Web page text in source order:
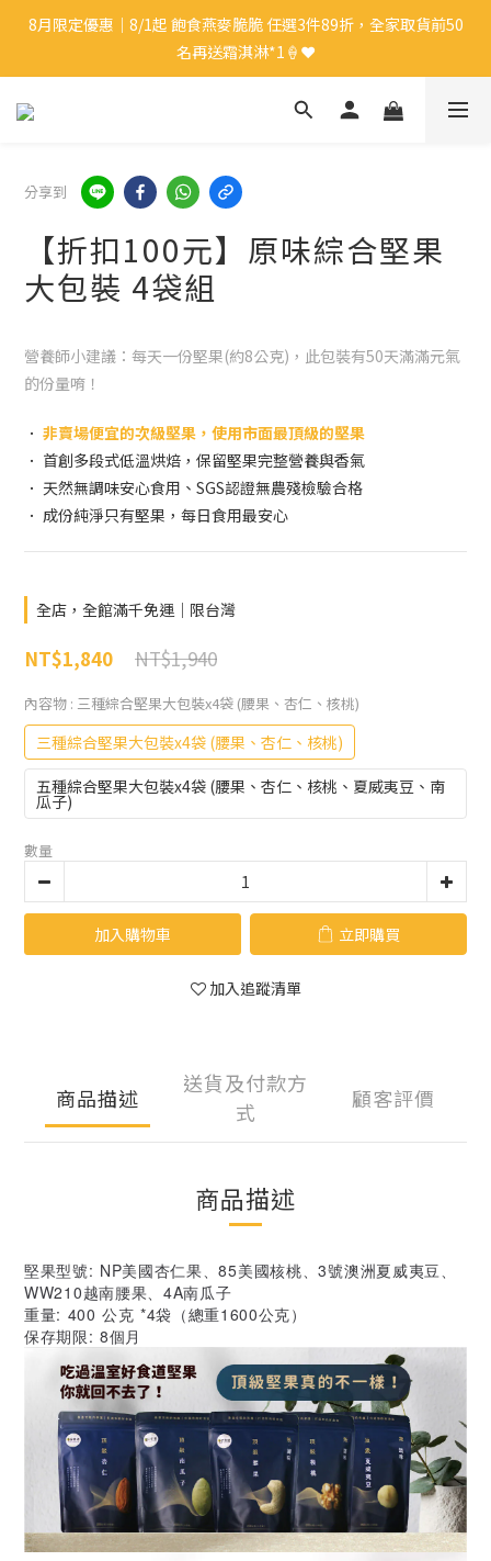
8月限定優惠｜8/1起 飽食燕麥脆脆 任選3件89折，全家取貨前50
名再送霜淇淋*1🍦❤️
8月限定優惠｜8/1起 飽食燕麥脆脆 任選3件89折，全家取貨前50
名再送霜淇淋*1🍦❤️
新會員🎁｜註冊會員即送$50購物金
中秋禮盒優惠｜單盒折起，最高享9折再送蛋白麵*1👍🏻✨
8月限定優惠｜8/1起 飽食燕麥脆脆 任選3件89折，全家取貨前50
名再送霜淇淋*1🍦❤️
分享到
【折扣100元】原味綜合堅果
大包裝 4袋組
營養師小建議：每天一份堅果(約8公克)，此包裝有50天滿滿元氣
的份量唷！
． 非賣場便宜的次級堅果，使用市面最頂級的堅果
． 首創多段式低溫烘焙，保留堅果完整營養與香氣
． 天然無調味安心食用、SGS認證無農殘檢驗合格
． 成份純淨只有堅果，每日食用最安心
全店，全館滿千免運｜限台灣
NT$1,940
NT$1,840
內容物 : 三種綜合堅果大包裝x4袋 (腰果、杏仁、核桃)
三種綜合堅果大包裝x4袋 (腰果、杏仁、核桃)
五種綜合堅果大包裝x4袋 (腰果、杏仁、核桃、夏威夷豆、南
瓜子)
數量
加入購物車 立即購買
加入追蹤清單
商品描述
送貨及付款方
式
顧客評價
商品描述
堅果型號: NP美國杏仁果、85美國核桃、3號澳洲夏威夷豆、
WW210越南腰果、4A南瓜子
重量: 400 公克 *4袋（總重1600公克）
保存期限: 8個月